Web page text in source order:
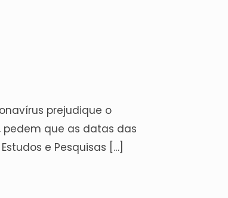
prejudique o
pedem que as datas das
e Pesquisas […]